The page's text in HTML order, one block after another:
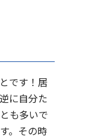
です！居
に自分た
も多いで
。その時